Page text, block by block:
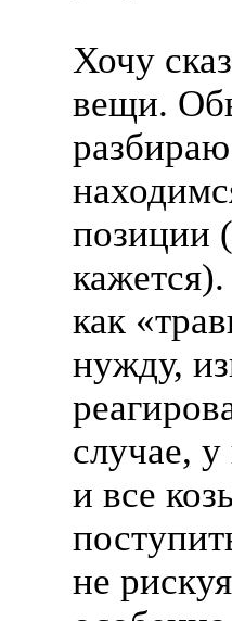
Хочу
вещи.
позиции
как
нужду,
случае,
и все
не